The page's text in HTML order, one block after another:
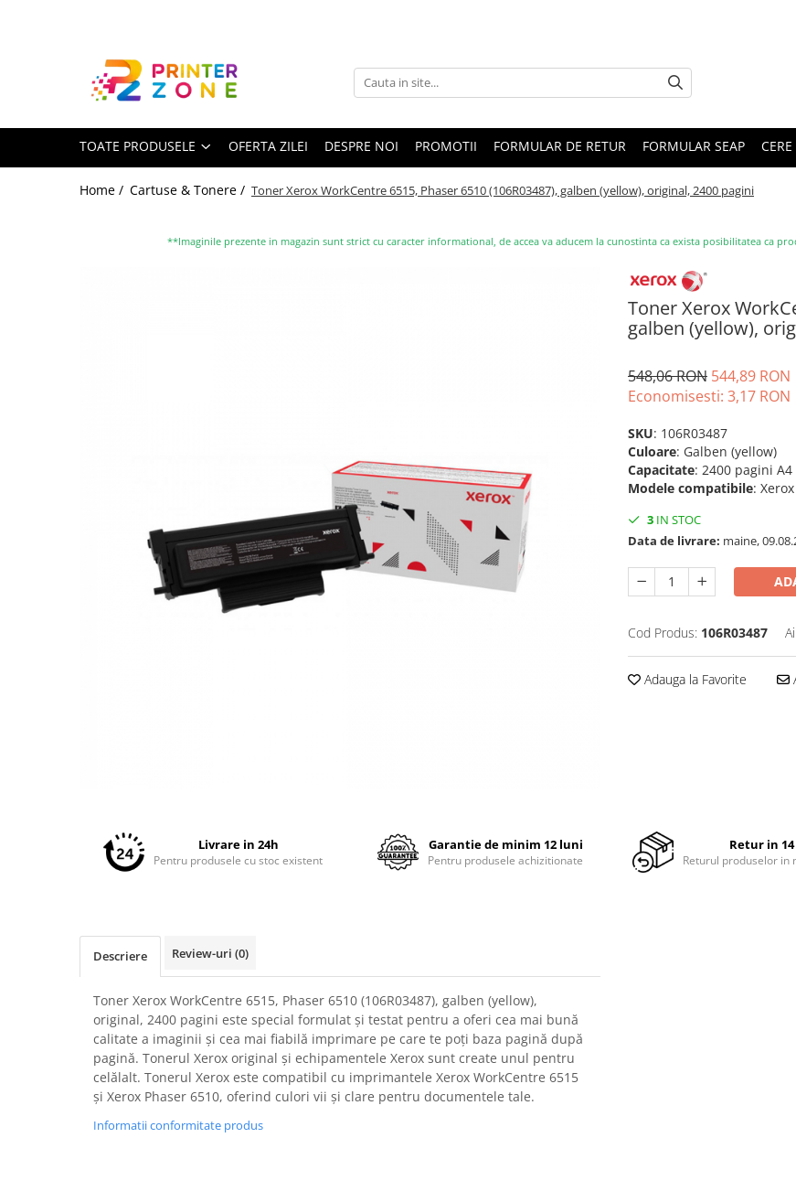
Toate Produsele
Imprimante cu jet
Cartuse inkjet si cerneala
Accesorii imprimante 3D
Laptopuri / notebookuri
Ultrabookuri
Laptop-uri 2 in 1
Accesorii laptop
Piese si accesorii
Accesorii Printing
TOATE PRODUSELE OFERTA ZILEI DESPRE NOI PROMOTII FORMULAR DE RETUR FORMULAR SEAP
Home / Cartuse & Tonere / Toner Xerox WorkCentre 6515, Phaser 6510 (106R03487), galben (yellow), original, 2400 pagini
**Imaginile prezente in magazin sunt strict cu caracter informational, de accea va aducem la cunostinta ca exista posibilitatea ca
Toner Xerox
galben (yellow),
Facebook
548,06 RON 544,89 RON
Economisesti: 3,17 RON
SKU: 106R03487
Culoare: Galben (yellow)
Capacitate: 2400 pagini
Modele compatibile:
3 IN STOC
Data de livrare: maine,
Cod Produs: 106R03487
Adauga la Favorite
Livrare in 24h
Pentru produsele cu stoc existent
Garantie de minim 12 luni
Pentru produsele achizitionate
Retur in
Returul produselor in
Descriere Review-uri (0)
Toner Xerox WorkCentre 6515, Phaser 6510 (106R03487), galben (yellow),
original, 2400 pagini este special formulat și testat pentru a oferi cea mai bună
calitate a imaginii și cea mai fiabilă imprimare pe care te poți baza pagină după
pagină. Tonerul Xerox original și echipamentele Xerox sunt create unul pentru
celălalt. Tonerul Xerox este compatibil cu imprimantele Xerox WorkCentre 6515
și Xerox Phaser 6510, oferind culori vii și clare pentru documentele tale.
Informatii conformitate produs